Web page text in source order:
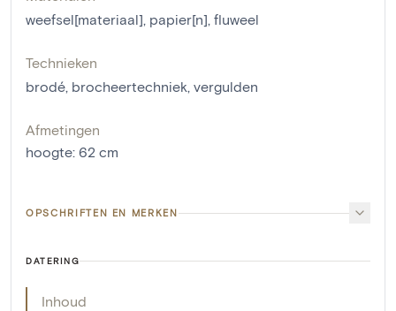
weefsel[materiaal], papier[n], fluweel
Technieken
brodé, brocheertechniek, vergulden
Afmetingen
hoogte: 62 cm
OPSCHRIFTEN EN MERKEN
DATERING
Inhoud